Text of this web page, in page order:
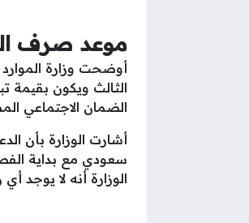
موعد صرف
أوضحت وزارة الموارد
الضمان الاجتماعي
الوزارة أنه لا يوجد